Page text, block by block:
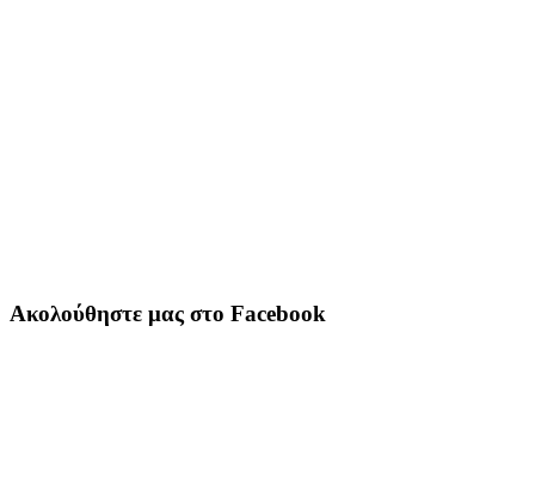
Ακολούθηστε μας στο Facebook